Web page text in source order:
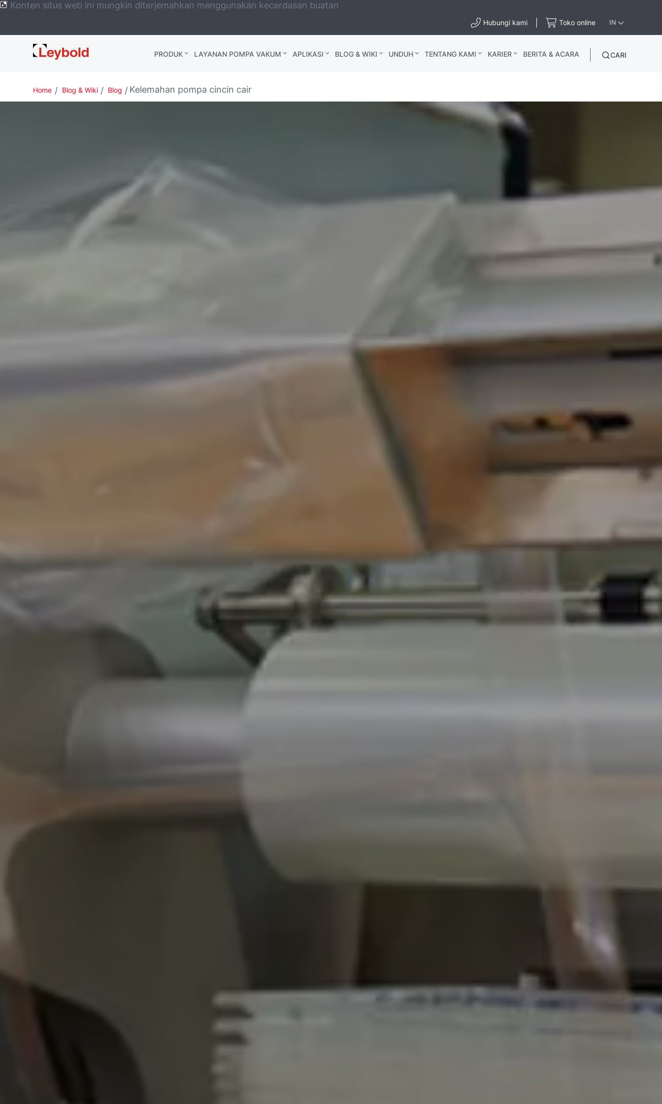
Konten situs web ini mungkin diterjemahkan menggunakan kecerdasan buatan
Hubungi kami Toko online IN
Leybold
Global
PRODUK LAYANAN POMPA VAKUM APLIKASI BLOG & WIKI UNDUH TENTANG KAMI KARIER BERITA & ACARA CARI
Home Blog & Wiki Blog Kelemahan pompa cincin cair